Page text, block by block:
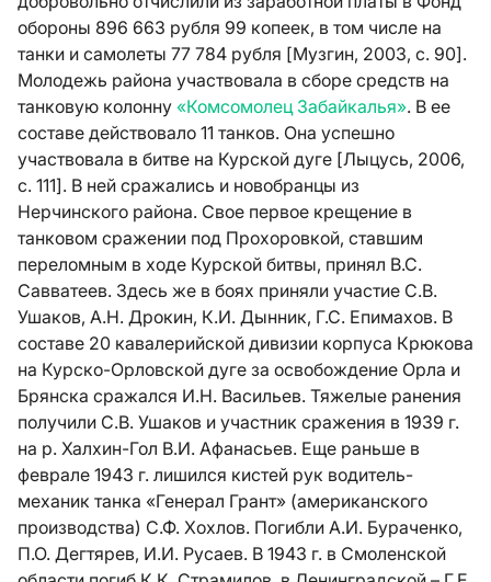
обороны 896 663 рубля 99 копеек, в том числе на
танки и самолеты 77 784 рубля [Музгин, 2003, с. 90].
Молодежь района участвовала в сборе средств на
танковую колонну «Комсомолец Забайкалья». В ее
составе действовало 11 танков. Она успешно
участвовала в битве на Курской дуге [Лыцусь, 2006,
с. 111]. В ней сражались и новобранцы из
Нерчинского района. Свое первое крещение в
танковом сражении под Прохоровкой, ставшим
переломным в ходе Курской битвы, принял В.С.
Савватеев. Здесь же в боях приняли участие С.В.
Ушаков, А.Н. Дрокин, К.И. Дынник, Г.С. Епимахов. В
составе 20 кавалерийской дивизии корпуса Крюкова
на Курско-Орловской дуге за освобождение Орла и
Брянска сражался И.Н. Васильев. Тяжелые ранения
получили С.В. Ушаков и участник сражения в 1939 г.
на р. Халхин-Гол В.И. Афанасьев. Еще раньше в
феврале 1943 г. лишился кистей рук водитель-
механик танка «Генерал Грант» (американского
производства) С.Ф. Хохлов. Погибли А.И. Бураченко,
П.О. Дегтярев, И.И. Русаев. В 1943 г. в Смоленской